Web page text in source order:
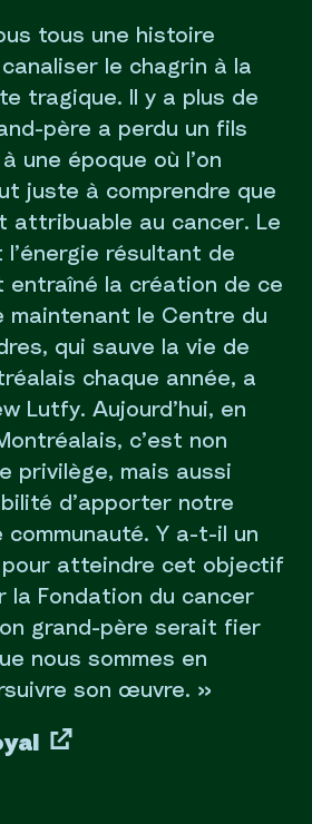
tous une histoire
le chagrin à la
tragique. Il y a plus de
père a perdu un fils
une époque où l’on
juste à comprendre que
attribuable au cancer. Le
résultant de
la création de ce
maintenant le Centre du
qui sauve la vie de
chaque année, a
Lutfy. Aujourd’hui, en
c’est non
privilège, mais aussi
d’apporter notre
Y a-t-il un
pour atteindre cet objectif
la Fondation du cancer
grand-père serait fier
nous sommes en
son œuvre. »